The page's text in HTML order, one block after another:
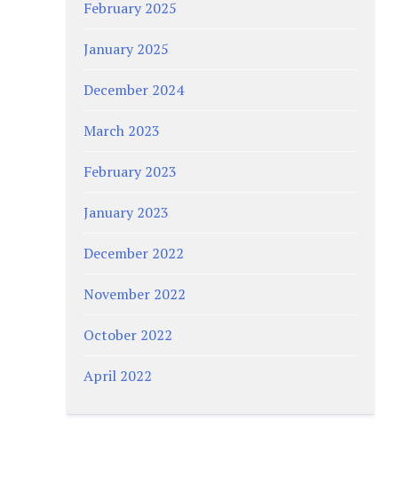
February 2025
January 2025
December 2024
March 2023
February 2023
January 2023
December 2022
November 2022
October 2022
April 2022